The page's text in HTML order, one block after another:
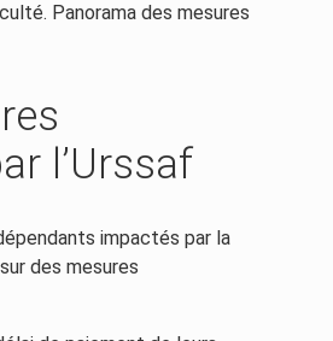
Panorama des mesures
l’Urssaf
impactés par la
des mesures